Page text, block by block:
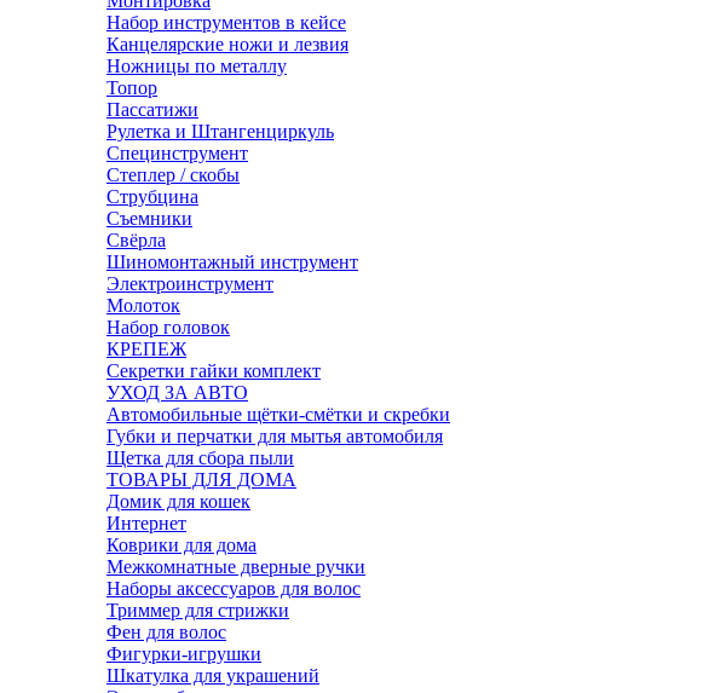
Набор инструментов в кейсе
Канцелярские ножи и лезвия
Ножницы по металлу
Топор
Пассатижи
Рулетка и Штангенциркуль
Специнструмент
Степлер / скобы
Струбцина
Съемники
Свёрла
Шиномонтажный инструмент
Электроинструмент
Молоток
Набор головок
КРЕПЕЖ
Секретки гайки комплект
УХОД ЗА АВТО
Автомобильные щётки-смётки и скребки
Губки и перчатки для мытья автомобиля
Щетка для сбора пыли
ТОВАРЫ ДЛЯ ДОМА
Домик для кошек
Интернет
Коврики для дома
Межкомнатные дверные ручки
Наборы аксессуаров для волос
Триммер для стрижки
Фен для волос
Фигурки-игрушки
Шкатулка для украшений